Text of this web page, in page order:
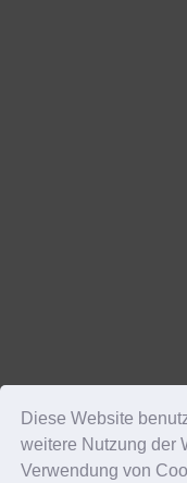
Diese Website
weitere Nutzung der
Verwendung von